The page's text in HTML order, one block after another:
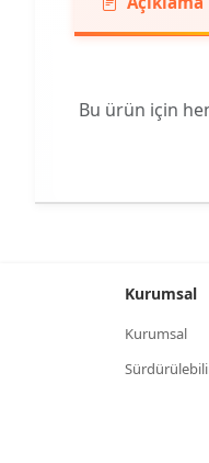
Bu ürün için
Kurumsal
Kurumsal